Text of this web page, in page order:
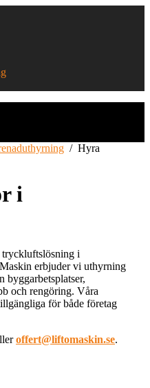
/ Hyra
i
i
erbjuder vi uthyrning
byggarbetsplatser,
och rengöring. Våra
för både företag
offert@liftomaskin.se.